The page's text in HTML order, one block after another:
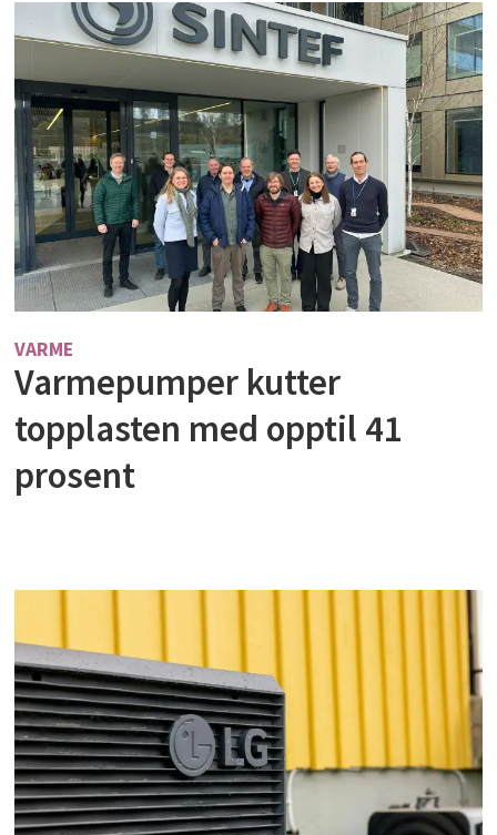
VARME
Varmepumper kutter
topplasten med opptil 41
prosent